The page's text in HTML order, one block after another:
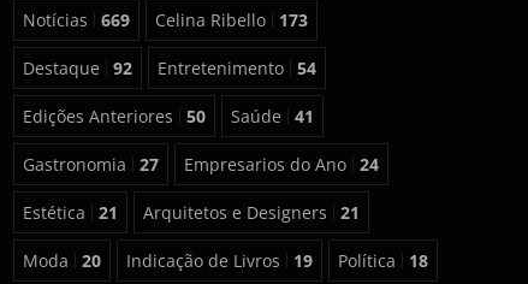
Notícias 669 Celina Ribello 173
Destaque 92 Entretenimento 54
Edições Anteriores 50 Saúde 41
Gastronomia 27 Empresarios do Ano 24
Estética 21 Arquitetos e Designers 21
Moda 20 Indicação de Livros 19 Política 18